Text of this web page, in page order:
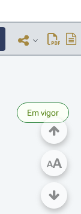
Em vigor
AA